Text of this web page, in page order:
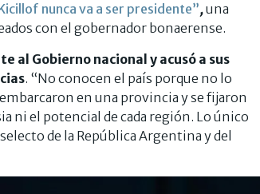
nunca va a ser presidente”,una
con el gobernador bonaerense.
al Gobierno nacional y acusó a sus
. “No conocen el país porque no lo
en una provincia y se fijaron
ni el potencial de cada región. Lo único
de la República Argentina y del